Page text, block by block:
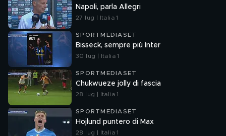
Napoli, parla Allegri
27 lug | Italia 1
SPORTMEDIASET
Bisseck, sempre più Inter
30 lug | Italia 1
SPORTMEDIASET
Chukwueze jolly di fascia
28 lug | Italia 1
SPORTMEDIASET
Hojlund puntero di Max
28 lug | Italia 1